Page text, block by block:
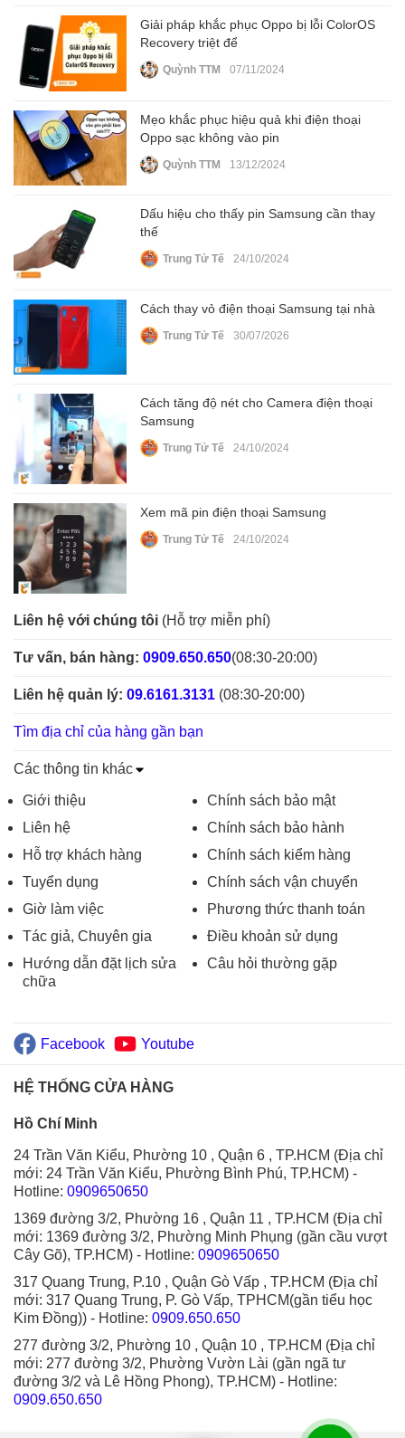
Giải pháp khắc phục Oppo bị lỗi ColorOS
Recovery triệt để
Quỳnh TTM 07/11/2024
Mẹo khắc phục hiệu quả khi điện thoại
Oppo sạc không vào pin
Quỳnh TTM 13/12/2024
Dấu hiệu cho thấy pin Samsung cần thay
thế
Trung Tử Tế 24/10/2024
Cách thay vỏ điện thoại Samsung tại nhà
Trung Tử Tế 30/07/2026
Cách tăng độ nét cho Camera điện thoại
Samsung
Trung Tử Tế 24/10/2024
Xem mã pin điện thoại Samsung
Trung Tử Tế 24/10/2024
Liên hệ với chúng tôi (Hỗ trợ miễn phí)
Tư vấn, bán hàng: 0909.650.650(08:30-20:00)
Liên hệ quản lý: 09.6161.3131 (08:30-20:00)
Tìm địa chỉ của hàng gần bạn
Các thông tin khác
Giới thiệu
Liên hệ
Hỗ trợ khách hàng
Tuyển dụng
Giờ làm việc
Tác giả, Chuyên gia
Hướng dẫn đặt lịch sửa
chữa
Chính sách bảo mật
Chính sách bảo hành
Chính sách kiểm hàng
Chính sách vận chuyển
Phương thức thanh toán
Điều khoản sử dụng
Câu hỏi thường gặp
Facebook Youtube
HỆ THỐNG CỬA HÀNG
Hồ Chí Minh
24 Trần Văn Kiểu, Phường 10 , Quận 6 , TP.HCM (Địa chỉ
mới: 24 Trần Văn Kiểu, Phường Bình Phú, TP.HCM) -
Hotline: 0909650650
1369 đường 3/2, Phường 16 , Quận 11 , TP.HCM (Địa chỉ
mới: 1369 đường 3/2, Phường Minh Phụng (gần cầu vượt
Cây Gõ), TP.HCM) - Hotline: 0909650650
317 Quang Trung, P.10 , Quận Gò Vấp , TP.HCM (Địa chỉ
mới: 317 Quang Trung, P. Gò Vấp, TPHCM(gần tiểu học
Kim Đồng)) - Hotline: 0909.650.650
277 đường 3/2, Phường 10 , Quận 10 , TP.HCM (Địa chỉ
mới: 277 đường 3/2, Phường Vườn Lài (gần ngã tư
đường 3/2 và Lê Hồng Phong), TP.HCM) - Hotline:
0909.650.650